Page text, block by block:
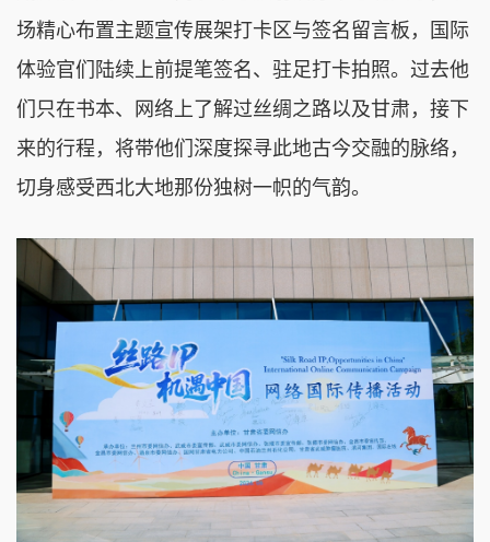
场精心布置主题宣传展架打卡区与签名留言板，国际
体验官们陆续上前提笔签名、驻足打卡拍照。过去他
们只在书本、网络上了解过丝绸之路以及甘肃，接下
来的行程，将带他们深度探寻此地古今交融的脉络，
切身感受西北大地那份独树一帜的气韵。